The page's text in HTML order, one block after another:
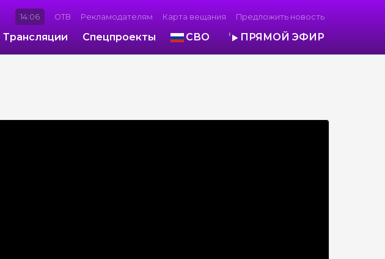
14:06 ОТВ Рекламодателям Карта вещания Предложить новость
Трансляции Спецпроекты СВО ПРЯМОЙ ЭФИР